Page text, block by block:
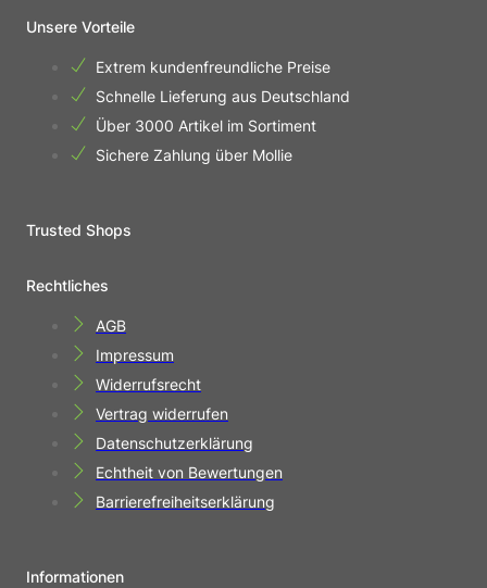
Unsere Vorteile
Extrem kundenfreundliche Preise
Schnelle Lieferung aus Deutschland
Über 3000 Artikel im Sortiment
Sichere Zahlung über Mollie
Trusted Shops
Rechtliches
AGB
Impressum
Widerrufsrecht
Vertrag widerrufen
Datenschutzerklärung
Echtheit von Bewertungen
Barrierefreiheitserklärung
Informationen